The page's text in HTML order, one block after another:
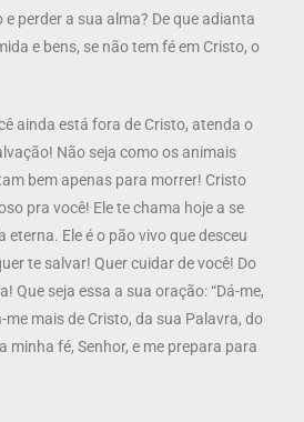
perder a sua alma? De que adianta
e bens, se não tem fé em Cristo, o
ainda está fora de Cristo, atenda o
Não seja como os animais
bem apenas para morrer! Cristo
pra você! Ele te chama hoje a se
eterna. Ele é o pão vivo que desceu
te salvar! Quer cuidar de você! Do
Que seja essa a sua oração: “Dá-me,
me mais de Cristo, da sua Palavra, do
minha fé, Senhor, e me prepara para